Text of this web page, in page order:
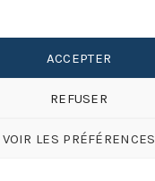
ACCEPTER
REFUSER
VOIR LES PRÉFÉRENCES
générale dans le Var 83,